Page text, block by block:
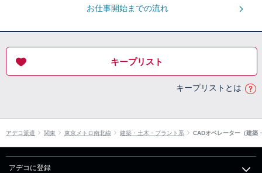
お仕事開始までの流れ
キープリスト
キープリストとは
アデコ派遣 関東 東京メトロ南北線 建築・土木・プラント系 CADオペレーター（建築
アデコに登録